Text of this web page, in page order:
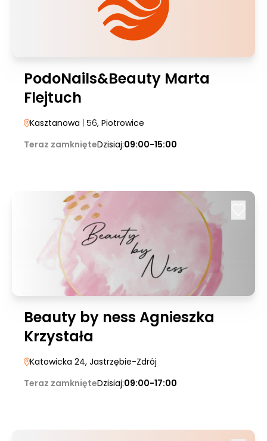
PodoNails&Beauty Marta
Flejtuch
Kasztanowa | 56, Piotrowice
Teraz zamknięteDzisiaj:09:00-15:00
Beauty by ness Agnieszka
Krzystała
Katowicka 24, Jastrzębie-Zdrój
Teraz zamknięteDzisiaj:09:00-17:00